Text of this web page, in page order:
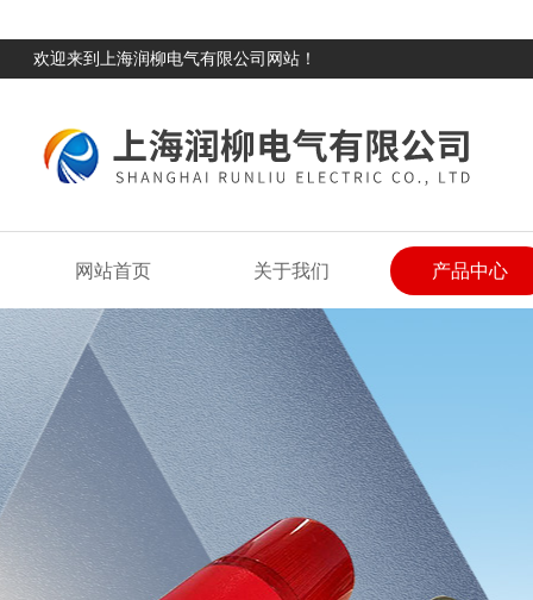
欢迎来到上海润柳电气有限公司网站！
网站首页 关于我们 产品中心